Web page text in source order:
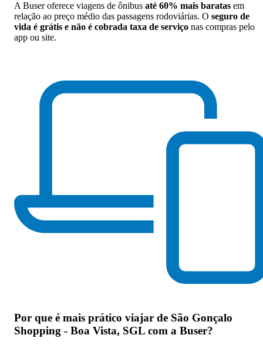
A Buser oferece viagens de ônibus até 60% mais baratas em
relação ao preço médio das passagens rodoviárias. O seguro de
vida é grátis e não é cobrada taxa de serviço nas compras pelo
app ou site.
Por que é mais prático viajar de São Gonçalo
Shopping - Boa Vista, SGL com a Buser?